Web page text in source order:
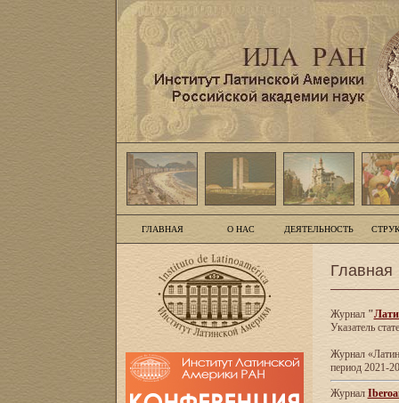
ГЛАВНАЯ О НАС ДЕЯТЕЛЬНОСТЬ
Главная
Журнал"
Указатель
Журнал
период 2021-
Журнал